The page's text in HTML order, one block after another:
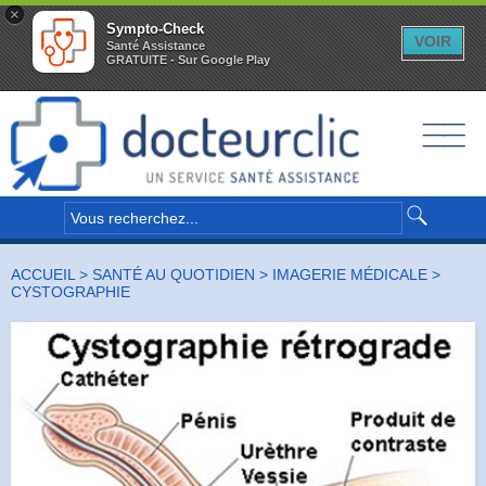
×
Sympto-Check
Santé Assistance
GRATUITE - Sur Google Play
VOIR
__
__
ACCUEIL> SANTÉ AU QUOTIDIEN > IMAGERIE MÉDICALE >
CYSTOGRAPHIE